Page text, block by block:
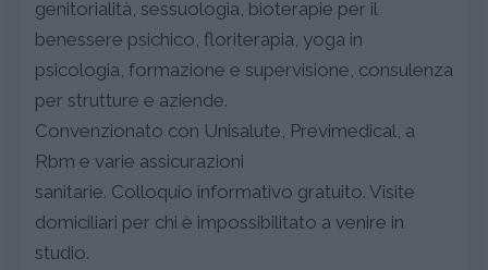
genitorialità, sessuologia, bioterapie per il
benessere psichico, floriterapia, yoga in
psicologia, formazione e supervisione, consulenza
per strutture e aziende.
Convenzionato con Unisalute, Previmedical, a
Rbm e varie assicurazioni
sanitarie. Colloquio informativo gratuito. Visite
domiciliari per chi è impossibilitato a venire in
studio.